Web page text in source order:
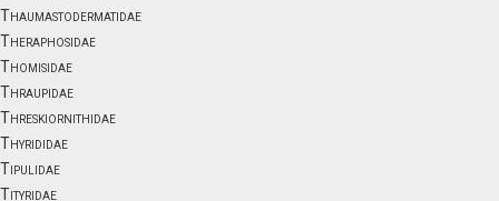
Thaumastodermatidae
Theraphosidae
Thomisidae
Thraupidae
Threskiornithidae
Thyrididae
Tipulidae
Tityridae